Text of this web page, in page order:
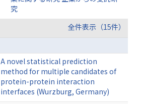
究
全件表示（15件）
A novel statistical prediction
method for multiple candidates of
protein-protein interaction
interfaces (Wurzburg, Germany)